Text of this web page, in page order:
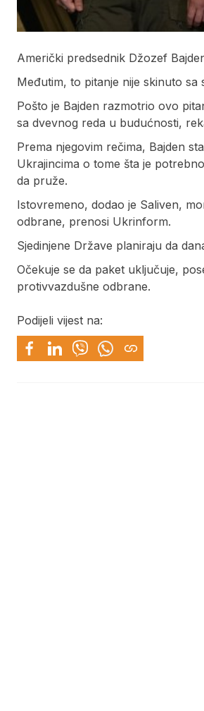
Američki predsednik Džozef
Međutim, to pitanje nije skinuto
Pošto je Bajden razmotrio ovo
sa dvevnog reda u budućnosti,
Prema njegovim rečima, Bajden
Ukrajincima o tome šta je
da pruže.
Istovremeno, dodao je Saliven,
odbrane, prenosi Ukrinform.
Sjedinjene Države planiraju da
Očekuje se da paket uključuje,
protivvazdušne odbrane.
Podijeli vijest na: